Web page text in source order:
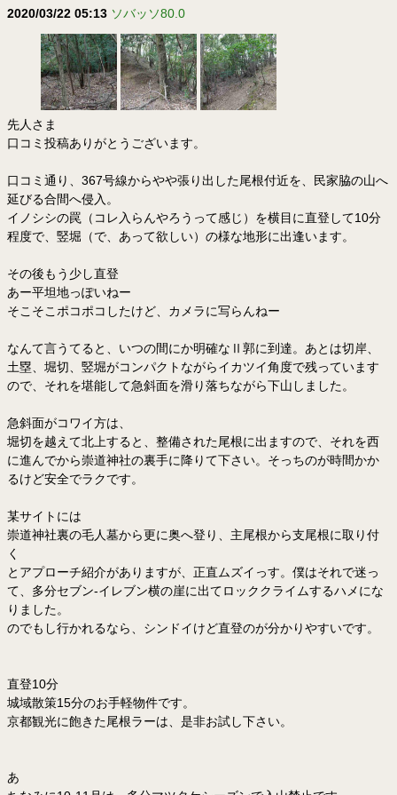
2020/03/22 05:13 ソバッソ80.0
先人さま
口コミ投稿ありがとうございます。
口コミ通り、367号線からやや張り出した尾根付近を、民家脇の山へ
延びる合間へ侵入。
イノシシの罠（コレ入らんやろうって感じ）を横目に直登して10分
程度で、竪堀（で、あって欲しい）の様な地形に出逢います。
その後もう少し直登
あー平坦地っぽいねー
そこそこポコポコしたけど、カメラに写らんねー
なんて言うてると、いつの間にか明確なⅡ郭に到達。あとは切岸、
土塁、堀切、竪堀がコンパクトながらイカツイ角度で残っています
ので、それを堪能して急斜面を滑り落ちながら下山しました。
急斜面がコワイ方は、
堀切を越えて北上すると、整備された尾根に出ますので、それを西
に進んでから崇道神社の裏手に降りて下さい。そっちのが時間かか
るけど安全でラクです。
某サイトには
崇道神社裏の毛人墓から更に奥へ登り、主尾根から支尾根に取り付
く
とアプローチ紹介がありますが、正直ムズイっす。僕はそれで迷っ
て、多分セブン-イレブン横の崖に出てロッククライムするハメにな
りました。
のでもし行かれるなら、シンドイけど直登のが分かりやすいです。
直登10分
城域散策15分のお手軽物件です。
京都観光に飽きた尾根ラーは、是非お試し下さい。
あ